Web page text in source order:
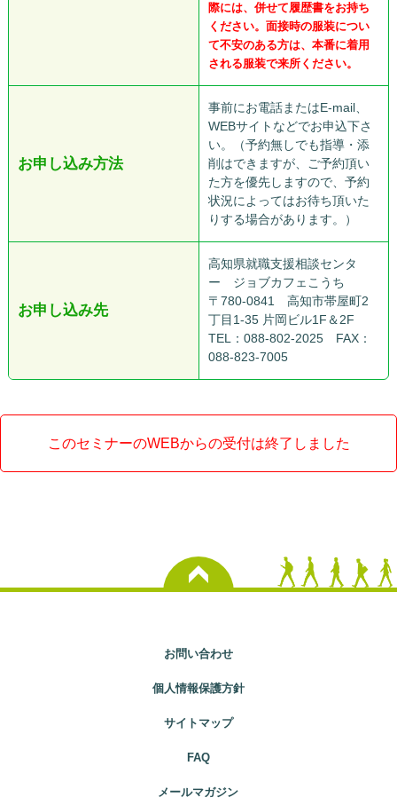
際には、併せて履歴書をお持ち
ください。面接時の服装につい
て不安のある方は、本番に着用
される服装で来所ください。
お申し込み方法
事前にお電話またはE-mail、
WEBサイトなどでお申込下さ
い。（予約無しでも指導・添
削はできますが、ご予約頂い
た方を優先しますので、予約
状況によってはお待ち頂いた
りする場合があります。）
お申し込み先
高知県就職支援相談センタ
ー ジョブカフェこうち
〒780-0841 高知市帯屋町2
丁目1-35 片岡ビル1F＆2F
TEL：088-802-2025 FAX：
088-823-7005
このセミナーのWEBからの受付は終了しました
お問い合わせ
個人情報保護方針
サイトマップ
FAQ
メールマガジン